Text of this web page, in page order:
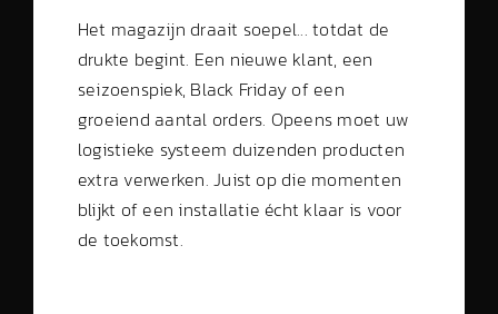
Het magazijn draait soepel... totdat de
drukte begint. Een nieuwe klant, een
seizoenspiek, Black Friday of een
groeiend aantal orders. Opeens moet uw
logistieke systeem duizenden producten
extra verwerken. Juist op die momenten
blijkt of een installatie écht klaar is voor
de toekomst.